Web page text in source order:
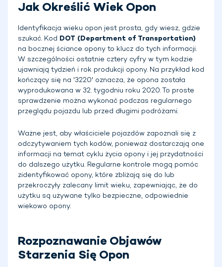
Jak Określić Wiek Opon
Identyfikacja wieku opon jest prosta, gdy wiesz, gdzie
szukać. Kod DOT (Department of Transportation)
na bocznej ściance opony to klucz do tych informacji.
W szczególności ostatnie cztery cyfry w tym kodzie
ujawniają tydzień i rok produkcji opony. Na przykład kod
kończący się na '3220' oznacza, że opona została
wyprodukowana w 32. tygodniu roku 2020. To proste
sprawdzenie można wykonać podczas regularnego
przeglądu pojazdu lub przed długimi podróżami.
Ważne jest, aby właściciele pojazdów zapoznali się z
odczytywaniem tych kodów, ponieważ dostarczają one
informacji na temat cyklu życia opony i jej przydatności
do dalszego użytku. Regularne kontrole mogą pomóc
zidentyfikować opony, które zbliżają się do lub
przekroczyły zalecany limit wieku, zapewniając, że do
użytku są używane tylko bezpieczne, odpowiednie
wiekowo opony.
Rozpoznawanie Objawów
Starzenia Się Opon